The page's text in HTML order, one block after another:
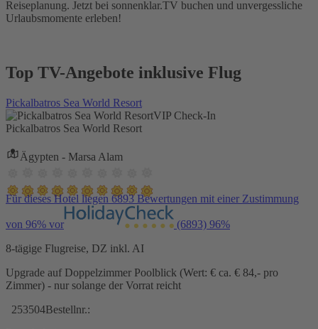
Reiseplanung. Jetzt bei sonnenklar.TV buchen und unvergessliche
Urlaubsmomente erleben!
Top TV-Angebote inklusive Flug
Pickalbatros Sea World Resort
VIP Check-In
Pickalbatros Sea World Resort
Ägypten - Marsa Alam
Für dieses Hotel liegen 6893 Bewertungen mit einer Zustimmung
von 96% vor (6893) 96%
8-tägige Flugreise, DZ inkl. AI
Upgrade auf Doppelzimmer Poolblick (Wert: € ca. € 84,- pro
Zimmer) - nur solange der Vorrat reicht
253504Bestellnr.: